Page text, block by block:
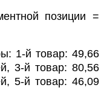
позиции =
1-й товар: 49,66
3-й товар: 80,56
5-й товар: 46,09